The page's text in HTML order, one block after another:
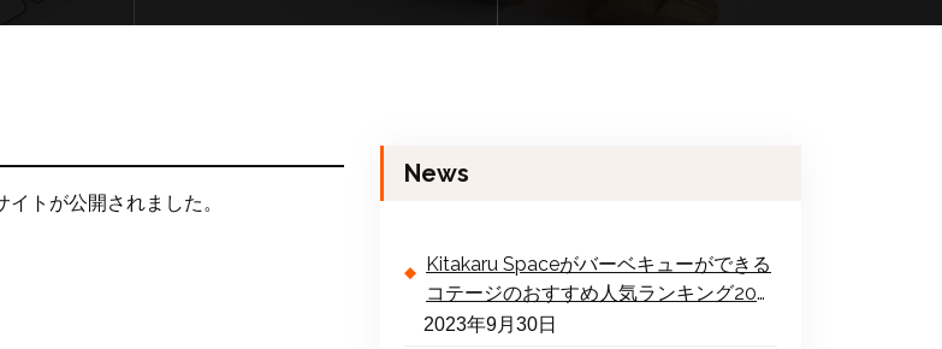
トが公開されました。
News
Kitakaru Spaceがバーベキューができる
コテージのおすすめ人気ランキング20選
の1位を取得！
2023年9月30日